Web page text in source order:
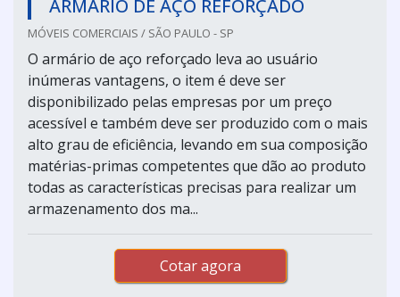
ARMÁRIO DE AÇO REFORÇADO
MÓVEIS COMERCIAIS / SÃO PAULO - SP
O armário de aço reforçado leva ao usuário
inúmeras vantagens, o item é deve ser
disponibilizado pelas empresas por um preço
acessível e também deve ser produzido com o mais
alto grau de eficiência, levando em sua composição
matérias-primas competentes que dão ao produto
todas as características precisas para realizar um
armazenamento dos ma...
Cotar agora